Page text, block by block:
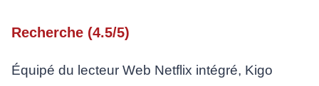
Recherche (4.5/5)
Équipé du lecteur Web Netflix intégré, Kigo